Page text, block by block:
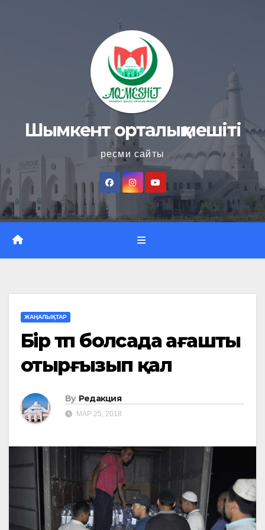
Шымкент орталық мешіті
ресми сайты
ЖАҢАЛЫҚТАР
Бір түп болсада ағашты
отырғызып қал
By Редакция
МАР 25, 2018